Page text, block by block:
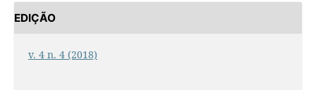
EDIÇÃO
v. 4 n. 4 (2018)